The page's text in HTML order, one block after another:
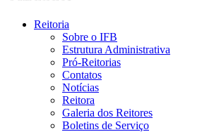
Reitoria
Sobre o IFB
Estrutura Administrativa
Pró-Reitorias
Contatos
Notícias
Reitora
Galeria dos Reitores
Boletins de Serviço